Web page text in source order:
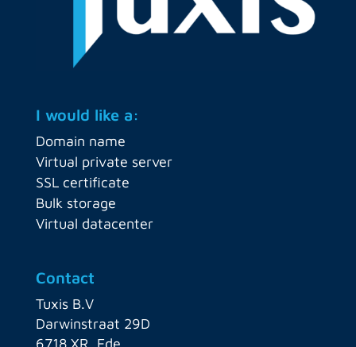
I would like a:
Domain name
Virtual private server
SSL certificate
Bulk storage
Virtual datacenter
Contact
Tuxis B.V
Darwinstraat 29D
6718 XR, Ede